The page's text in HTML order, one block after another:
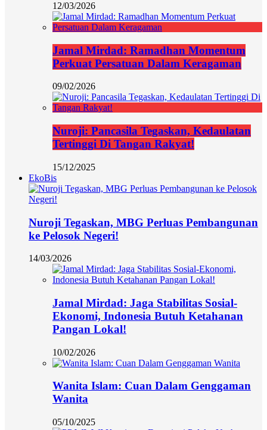
12/03/2026
Jamal Mirdad: Ramadhan Momentum
Perkuat Persatuan Dalam Keragaman
09/02/2026
Nuroji: Pancasila Tegaskan, Kedaulatan
Tertinggi Di Tangan Rakyat!
15/12/2025
EkoBis
Nuroji Tegaskan, MBG Perluas Pembangunan
ke Pelosok Negeri!
14/03/2026
Jamal Mirdad: Jaga Stabilitas Sosial-
Ekonomi, Indonesia Butuh Ketahanan
Pangan Lokal!
10/02/2026
Wanita Islam: Cuan Dalam Genggaman
Wanita
05/10/2025